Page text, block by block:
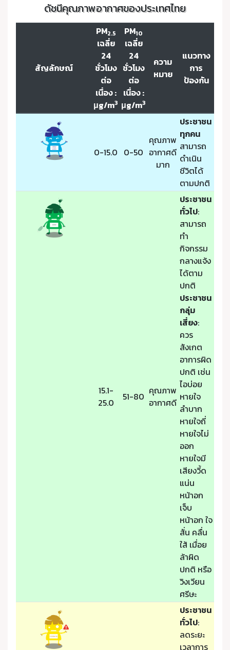
ดัชนีคุณภาพอากาศของประเทศไทย
สัญลักษณ์
PM2.5
เฉลี่ย
24
ชั่วโมง
ต่อ
เนื่อง :
μg/m3
PM10
เฉลี่ย
24
ชั่วโมง
ต่อ
เนื่อง :
μg/m3
ความ
หมาย
แนวทาง
การ
ป้องกัน
0-15.0 0-50
คุณภาพ
อากาศดี
มาก
ประชาชน
ทุกคน
สามารถ
ดำเนิน
ชีวิตได้
ตามปกติ
15.1-
25.0
51-80 คุณภาพ
อากาศดี
ประชาชน
ทั่วไป:
สามารถ
ทำ
กิจกรรม
กลางแจ้ง
ได้ตาม
ปกติ
ประชาชน
กลุ่ม
เสี่ยง:
ควร
สังเกต
อาการผิด
ปกติ เช่น
ไอบ่อย
หายใจ
ลำบาก
หายใจถี่
หายใจไม่
ออก
หายใจมี
เสียงวี้ด
แน่น
หน้าอก
เจ็บ
หน้าอก ใจ
สั่น คลื่น
ใส้ เมื่อย
ล้าผิด
ปกติ หรือ
วิงเวียน
ศรีษะ
ประชาชน
ทั่วไป:
ลดระยะ
เวลาการ